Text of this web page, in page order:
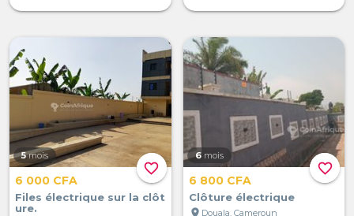
favorite_border
5 mois
6 000 CFA
Files électrique sur la clôt
ure.
favorite_border
6 mois
6 800 CFA
Clôture électrique
location_on Douala, Cameroun